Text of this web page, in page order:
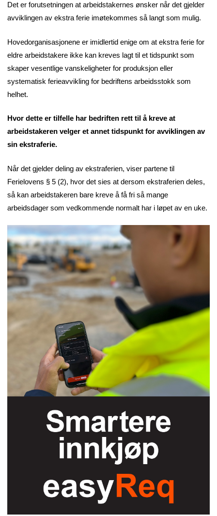
Det er forutsetningen at arbeidstakernes ønsker når det gjelder
avviklingen av ekstra ferie imøtekommes så langt som mulig.
Hovedorganisasjonene er imidlertid enige om at ekstra ferie for
eldre arbeidstakere ikke kan kreves lagt til et tidspunkt som
skaper vesentlige vanskeligheter for produksjon eller
systematisk ferieavvikling for bedriftens arbeidsstokk som
helhet.
Hvor dette er tilfelle har bedriften rett til å kreve at
arbeidstakeren velger et annet tidspunkt for avviklingen av
sin ekstraferie.
Når det gjelder deling av ekstraferien, viser partene til
Ferielovens § 5 (2), hvor det sies at dersom ekstraferien deles,
så kan arbeidstakeren bare kreve å få fri så mange
arbeidsdager som vedkommende normalt har i løpet av en uke.